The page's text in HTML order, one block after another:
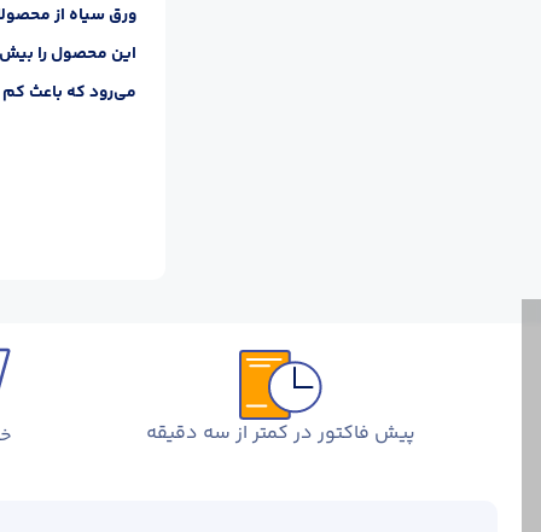
ورق سیاه از
این محصول را بیش
می‌رود که باعث
پیش فاکتور در کمتر از سه دقیقه